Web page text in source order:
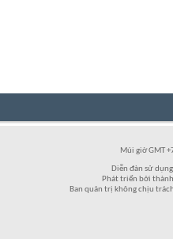
Múi giờ GMT
Diễn đàn sử
Phát triển bởi
Ban quản trị không chịu